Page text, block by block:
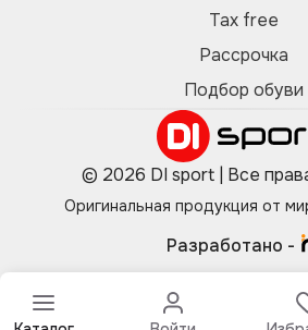
Tax free
Рассрочка
Подбор обуви
© 2026 DI sport | Все
Оригинальная продукция от
Разработано -